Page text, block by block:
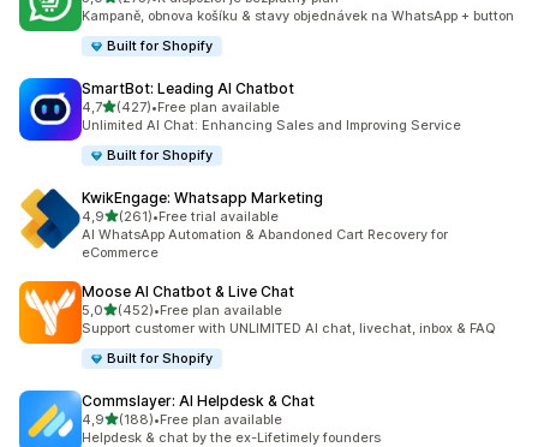
Celkový počet recenzí: 275
Kampaně, obnova košíku & stavy objednávek na WhatsApp + button
Built for Shopify
SmartBot: Leading AI Chatbot
4,7z 5 hvězd
(427)
Celkový počet recenzí: 427
•Free plan available
Unlimited AI Chat: Enhancing Sales and Improving Service
Built for Shopify
KwikEngage: Whatsapp Marketing
4,9z 5 hvězd
(261)
Celkový počet recenzí: 261
•Free trial available
AI WhatsApp Automation & Abandoned Cart Recovery for
eCommerce
Moose AI Chatbot & Live Chat
5,0z 5 hvězd
(452)
Celkový počet recenzí: 452
•Free plan available
Support customer with UNLIMITED AI chat, livechat, inbox & FAQ
Built for Shopify
Commslayer: AI Helpdesk & Chat
4,9z 5 hvězd
(188)
Celkový počet recenzí: 188
•Free plan available
Helpdesk & chat by the ex-Lifetimely founders